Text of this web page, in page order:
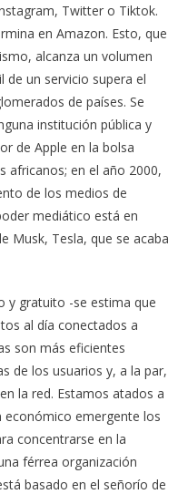
Twitter o Tiktok.
en Amazon. Esto, que
alcanza un volumen
de un servicio supera el
de países. Se
institución pública y
de Apple en la bolsa
africanos; en el año 2000,
de los medios de
mediático está en
Musk, Tesla, que se acaba
y gratuito -se estima que
al día conectados a
son más eficientes
de los usuarios y, a la par,
la red. Estamos atados a
económico emergente los
concentrarse en la
férrea organización
basado en el señorío de